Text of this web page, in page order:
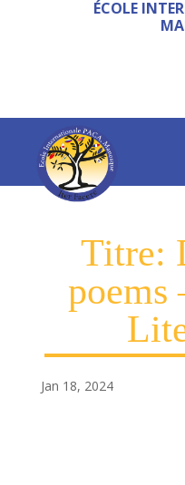
ÉCOLE
Titre:
poems
Jan 18, 2024